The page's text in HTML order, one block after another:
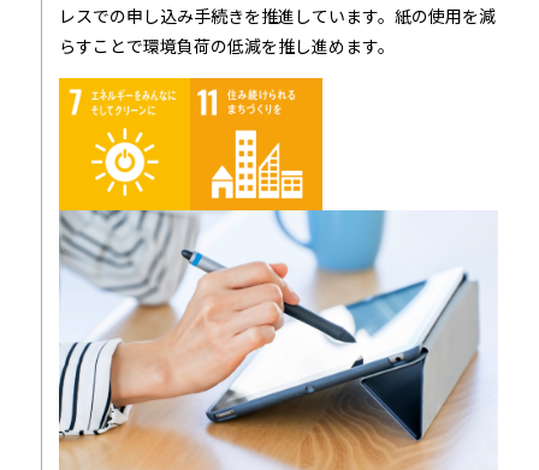
レスでの申し込み手続きを推進しています。紙の使用を減
らすことで環境負荷の低減を推し進めます。